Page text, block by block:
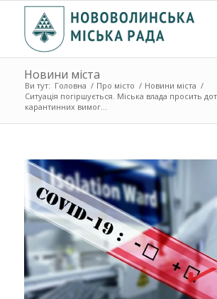
Новини міста
Ви тут: Головна / Про місто / Новини міста /
Ситуація погіршується. Міська влада просить
карантинних вимог...